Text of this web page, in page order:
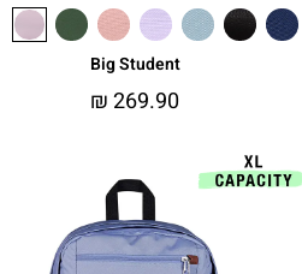
Big Student
₪269.90